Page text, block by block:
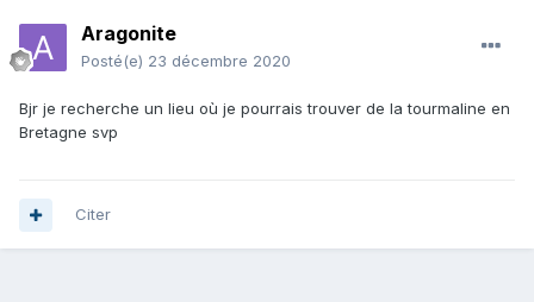
Aragonite
Posté(e) 23 décembre 2020
Bjr je recherche un lieu où je pourrais trouver de la tourmaline en
Bretagne svp
Citer